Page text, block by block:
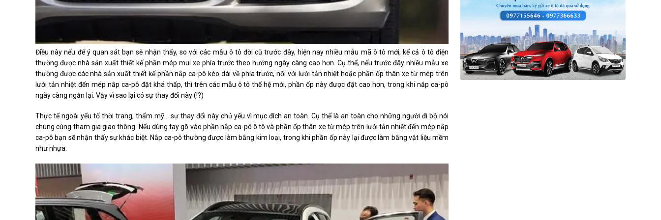
Điều này nếu để ý quan sát bạn sẽ nhận thấy, so với các mẫu ô tô đời cũ trước đây, hiện nay nhiều mẫu mã ô tô mới, kể cả ô tô điện
thường được nhà sản xuất thiết kế phần mép mui xe phía trước theo hướng ngày càng cao hơn. Cụ thể, nếu trước đây nhiều mẫu xe
thường được các nhà sản xuất thiết kế phần nắp ca-pô kéo dài về phía trước, nối với lưới tản nhiệt hoặc phần ốp thân xe từ mép trên
lưới tản nhiệt đến mép nắp ca-pô đặt khá thấp, thì trên các mẫu ô tô thế hệ mới, phần ốp này được đặt cao hơn, trong khi nắp ca-pô
ngày càng ngắn lại. Vậy vì sao lại có sự thay đổi này (!?)
Thực tế ngoài yếu tố thời trang, thẩm mỹ… sự thay đổi này chủ yếu vì mục đích an toàn. Cụ thể là an toàn cho những người đi bộ nói
chung cùng tham gia giao thông. Nếu dùng tay gõ vào phần nắp ca-pô ô tô và phần ốp thân xe từ mép trên lưới tản nhiệt đến mép nắp
ca-pô bạn sẽ nhận thấy sự khác biệt. Nắp ca-pô thường được làm bằng kim loại, trong khi phần ốp này lại được làm bằng vật liệu mềm
như nhựa.